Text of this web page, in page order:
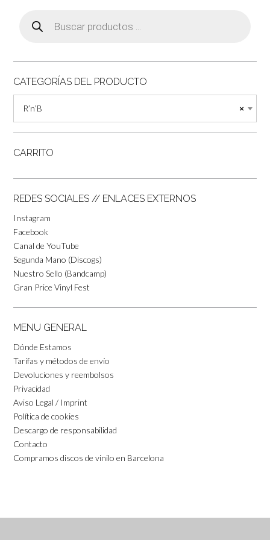
productos
CATEGORÍAS DEL PRODUCTO
×
R’n’B
CARRITO
REDES SOCIALES // ENLACES EXTERNOS
Instagram
Facebook
Canal de YouTube
Segunda Mano (Discogs)
Nuestro Sello (Bandcamp)
Gran Price Vinyl Fest
MENU GENERAL
Dónde Estamos
Tarifas y métodos de envío
Devoluciones y reembolsos
Privacidad
Aviso Legal / Imprint
Política de cookies
Descargo de responsabilidad
Contacto
Compramos discos de vinilo en Barcelona